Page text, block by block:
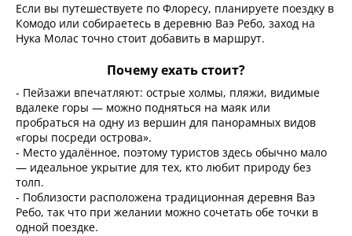
Если вы путешествуете по Флоресу, планируете поездку в
Комодо или собираетесь в деревню Ваэ Ребо, заход на
Нука Молас точно стоит добавить в маршрут.
Почему ехать стоит?
- Пейзажи впечатляют: острые холмы, пляжи, видимые
вдалеке горы — можно подняться на маяк или
пробраться на одну из вершин для панорамных видов
«горы посреди острова».
- Место удалённое, поэтому туристов здесь обычно мало
— идеальное укрытие для тех, кто любит природу без
толп.
- Поблизости расположена традиционная деревня Ваэ
Ребо, так что при желании можно сочетать обе точки в
одной поездке.